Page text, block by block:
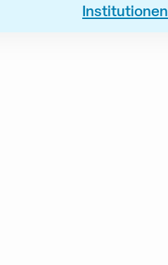
Institutionen